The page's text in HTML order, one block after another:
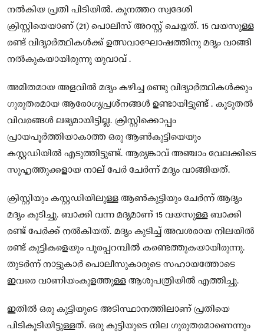
നൽകിയ പ്രതി പിടിയിൽ. കൂനത്തറ സ്വദേശി
ക്രിസ്റ്റിയെയാണ് (21) പൊലീസ് അറസ്റ്റ് ചെയ്തത്. 15 വയസുള്ള
രണ്ട് വിദ്യാർത്ഥികൾക്ക് ഉത്സവാഘോഷത്തിനു മദ്യം വാങ്ങി
നൽകുകയായിരുന്നു യുവാവ് .
അമിതമായ അളവിൽ മദ്യം കഴിച്ച രണ്ടു വിദ്യാർത്ഥികൾക്കും
ഗുരുതരമായ ആരോഗ്യപ്രശ്നങ്ങൾ ഉണ്ടായിട്ടുണ്ട് . കൂടുതൽ
വിവരങ്ങൾ ലഭ്യമായിട്ടില്ല. ക്രിസ്റ്റിക്കൊപ്പം
പ്രായപൂര്‍ത്തിയാകാത്ത ഒരു ആണ്‍കുട്ടിയെയും
കസ്റ്റഡിയിൽ എടുത്തിട്ടുണ്ട്. ആര്യങ്കാവ് അഞ്ചാം വേലക്കിടെ
സുഹൃത്തുക്കളായ നാല് പേര്‍ ചേര്‍ന്ന് മദ്യം വാങ്ങിയത്.
ക്രിസ്റ്റിയും കസ്റ്റഡിയിലുള്ള ആൺകുട്ടിയും ചേര്‍ന്ന് ആദ്യം
മദ്യം കുടിച്ചു. ബാക്കി വന്ന മദ്യമാണ് 15 വയസുള്ള ബാക്കി
രണ്ട് പേർക്ക് നൽകിയത്. മദ്യം കുടിച്ച് അവശരായ നിലയില്‍
രണ്ട് കുട്ടികളെയും പൂരപ്പറമ്പിൽ കണ്ടെത്തുകയായിരുന്നു.
തുടര്‍ന്ന് നാട്ടുകാര്‍ പൊലീസുകാരുടെ സഹായത്തോടെ
ഇവരെ വാണിയംകുളത്തുള്ള ആശുപത്രിയില്‍ എത്തിച്ചു.
ഇതില്‍ ഒരു കുട്ടിയുടെ അടിസ്ഥാനത്തിലാണ് പ്രതിയെ
പിടികൂടിയിട്ടുള്ളത്. ഒരു കുട്ടിയുടെ നില ഗുരുതരമാണെന്നും